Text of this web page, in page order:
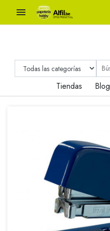

Tiendas Blog